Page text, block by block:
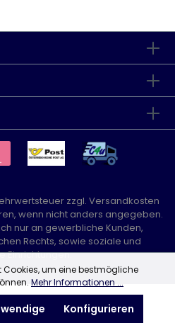
zzgl. Versandkosten
wenn nicht anders angegeben.
nur an gewerbliche Kunden,
Rechts, sowie soziale und
Einrichtungen.
Cookies, um eine bestmögliche
Mehr Informationen ...
Konfigurieren